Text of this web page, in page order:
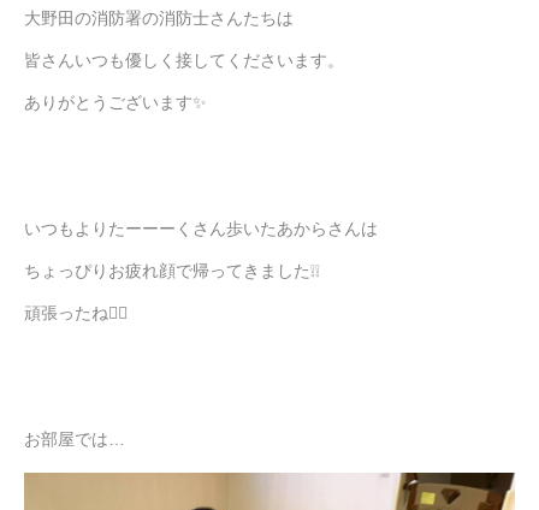
大野田の消防署の消防士さんたちは
皆さんいつも優しく接してくださいます。
ありがとうございます✨
いつもよりたーーーくさん歩いたあからさんは
ちょっぴりお疲れ顔で帰ってきました❕❕
頑張ったね🏳‍🌈
お部屋では…